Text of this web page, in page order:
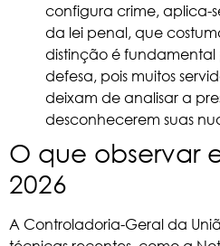
configura crime, aplica-
da lei penal, que
distinção é
defesa, pois muitos
deixam de analisar a
desconhecerem suas
O que observar
2026
A Controladoria-Geral da